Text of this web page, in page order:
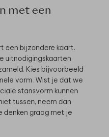
met een
een bijzondere kaart.
uitnodigingskaarten
Kies bijvoorbeeld
vorm. Wist je dat we
stansvorm kunnen
tussen, neem dan
denken graag met je